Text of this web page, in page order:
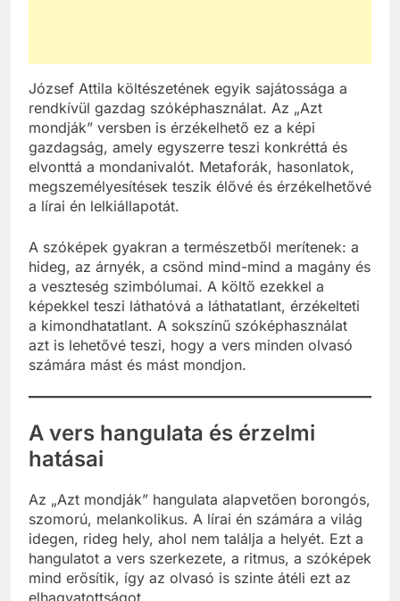
József Attila költészetének egyik sajátossága a
rendkívül gazdag szóképhasználat. Az „Azt
mondják” versben is érzékelhető ez a képi
gazdagság, amely egyszerre teszi konkréttá és
elvonttá a mondanivalót. Metaforák, hasonlatok,
megszemélyesítések teszik élővé és érzékelhetővé
a lírai én lelkiállapotát.
A szóképek gyakran a természetből merítenek: a
hideg, az árnyék, a csönd mind-mind a magány és
a veszteség szimbólumai. A költő ezekkel a
képekkel teszi láthatóvá a láthatatlant, érzékelteti
a kimondhatatlant. A sokszínű szóképhasználat
azt is lehetővé teszi, hogy a vers minden olvasó
számára mást és mást mondjon.
A vers hangulata és érzelmi
hatásai
Az „Azt mondják” hangulata alapvetően borongós,
szomorú, melankolikus. A lírai én számára a világ
idegen, rideg hely, ahol nem találja a helyét. Ezt a
hangulatot a vers szerkezete, a ritmus, a szóképek
mind erősítik, így az olvasó is szinte átéli ezt az